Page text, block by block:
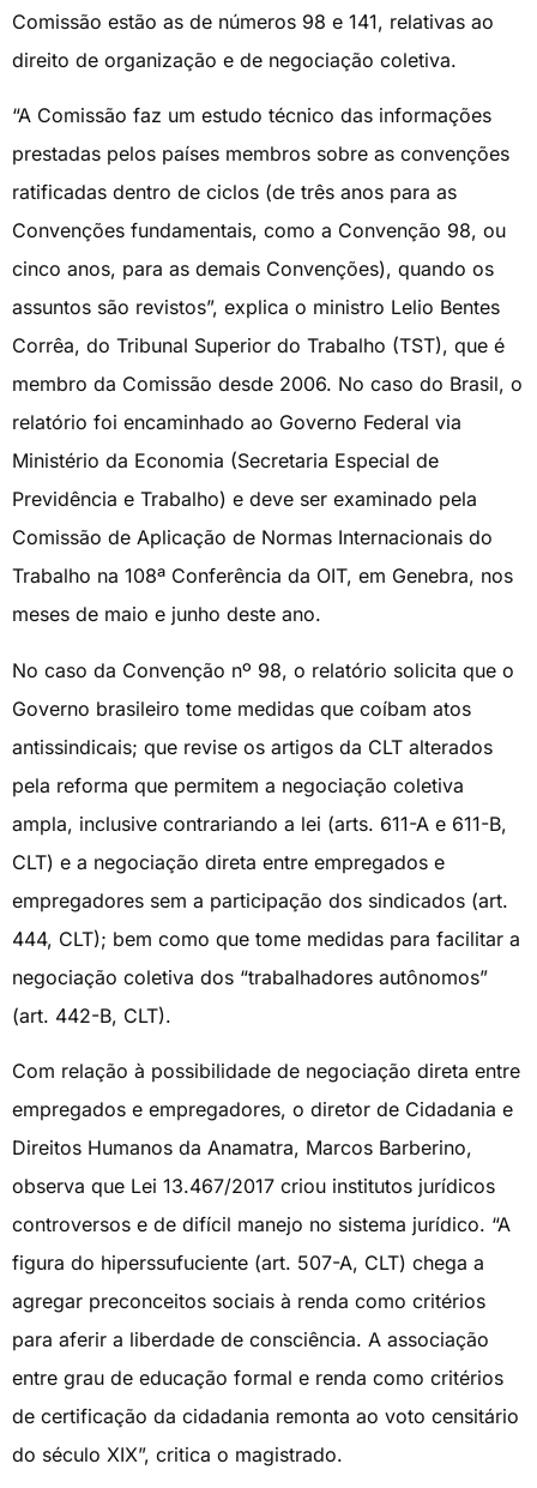
Comissão estão as de números 98 e 141, relativas ao
direito de organização e de negociação coletiva.
“A Comissão faz um estudo técnico das informações
prestadas pelos países membros sobre as convenções
ratificadas dentro de ciclos (de três anos para as
Convenções fundamentais, como a Convenção 98, ou
cinco anos, para as demais Convenções), quando os
assuntos são revistos”, explica o ministro Lelio Bentes
Corrêa, do Tribunal Superior do Trabalho (TST), que é
membro da Comissão desde 2006. No caso do Brasil, o
relatório foi encaminhado ao Governo Federal via
Ministério da Economia (Secretaria Especial de
Previdência e Trabalho) e deve ser examinado pela
Comissão de Aplicação de Normas Internacionais do
Trabalho na 108ª Conferência da OIT, em Genebra, nos
meses de maio e junho deste ano.
No caso da Convenção nº 98, o relatório solicita que o
Governo brasileiro tome medidas que coíbam atos
antissindicais; que revise os artigos da CLT alterados
pela reforma que permitem a negociação coletiva
ampla, inclusive contrariando a lei (arts. 611-A e 611-B,
CLT) e a negociação direta entre empregados e
empregadores sem a participação dos sindicados (art.
444, CLT); bem como que tome medidas para facilitar a
negociação coletiva dos “trabalhadores autônomos”
(art. 442-B, CLT).
Com relação à possibilidade de negociação direta entre
empregados e empregadores, o diretor de Cidadania e
Direitos Humanos da Anamatra, Marcos Barberino,
observa que Lei 13.467/2017 criou institutos jurídicos
controversos e de difícil manejo no sistema jurídico. “A
figura do hiperssufuciente (art. 507-A, CLT) chega a
agregar preconceitos sociais à renda como critérios
para aferir a liberdade de consciência. A associação
entre grau de educação formal e renda como critérios
de certificação da cidadania remonta ao voto censitário
do século XIX”, critica o magistrado.